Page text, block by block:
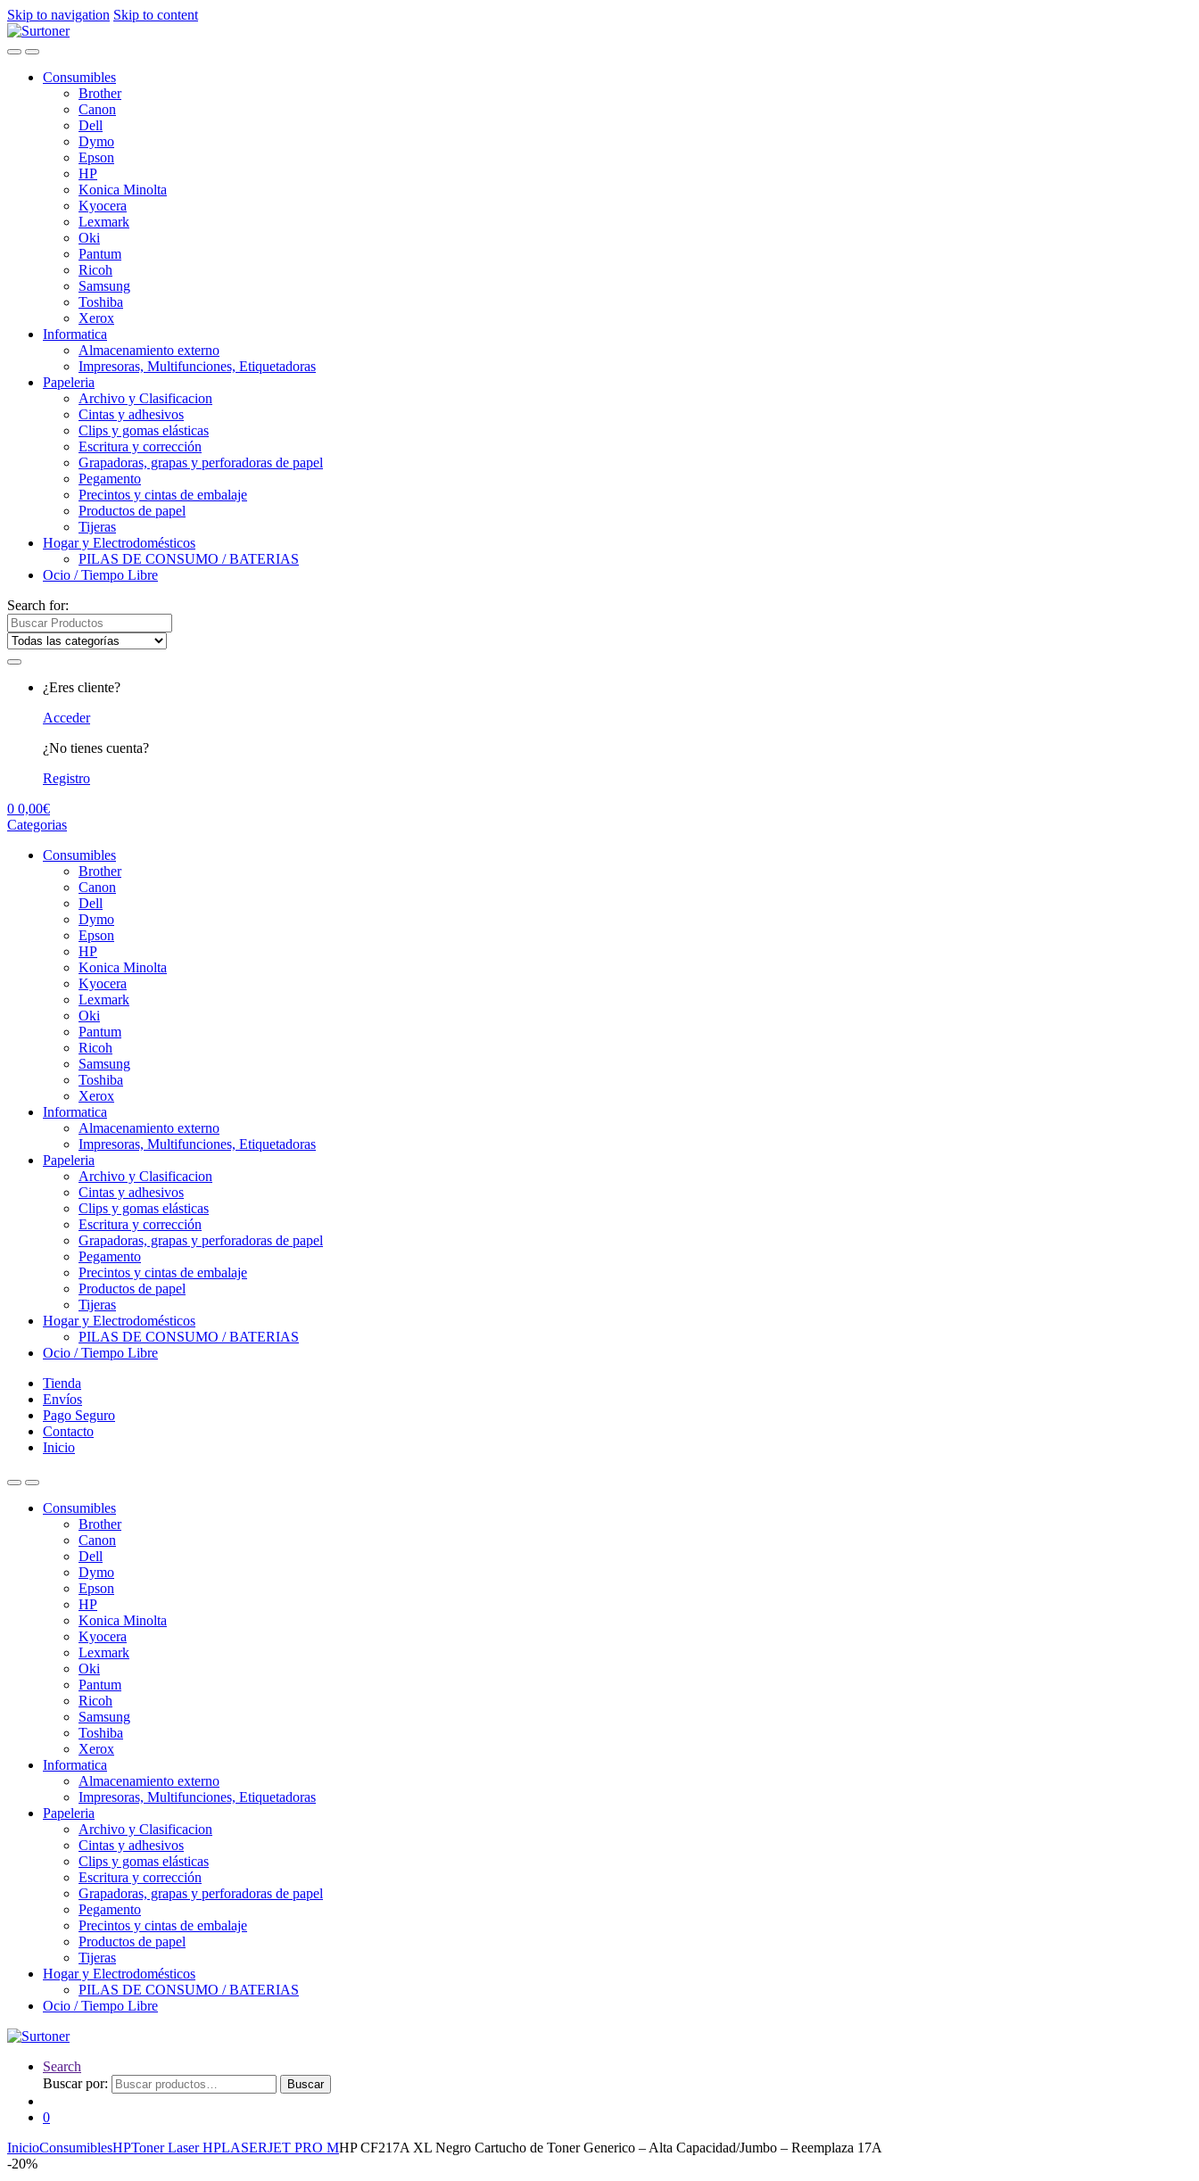
Skip to navigation Skip to content
Consumibles
Brother
Canon
Dell
Dymo
Epson
HP
Konica Minolta
Kyocera
Lexmark
Oki
Pantum
Ricoh
Samsung
Toshiba
Xerox
Informatica
Almacenamiento externo
Impresoras, Multifunciones, Etiquetadoras
Papeleria
Archivo y Clasificacion
Cintas y adhesivos
Clips y gomas elásticas
Escritura y corrección
Grapadoras, grapas y perforadoras de papel
Pegamento
Precintos y cintas de embalaje
Productos de papel
Tijeras
Hogar y Electrodomésticos
PILAS DE CONSUMO / BATERIAS
Ocio / Tiempo Libre
Search for:
¿Eres cliente?
Acceder
¿No tienes cuenta?
Registro
0 0,00€
Categorias
Consumibles
Brother
Canon
Dell
Dymo
Epson
HP
Konica Minolta
Kyocera
Lexmark
Oki
Pantum
Ricoh
Samsung
Toshiba
Xerox
Informatica
Almacenamiento externo
Impresoras, Multifunciones, Etiquetadoras
Papeleria
Archivo y Clasificacion
Cintas y adhesivos
Clips y gomas elásticas
Escritura y corrección
Grapadoras, grapas y perforadoras de papel
Pegamento
Precintos y cintas de embalaje
Productos de papel
Tijeras
Hogar y Electrodomésticos
PILAS DE CONSUMO / BATERIAS
Ocio / Tiempo Libre
Tienda
Envíos
Pago Seguro
Contacto
Inicio
Consumibles
Brother
Canon
Dell
Dymo
Epson
HP
Konica Minolta
Kyocera
Lexmark
Oki
Pantum
Ricoh
Samsung
Toshiba
Xerox
Informatica
Almacenamiento externo
Impresoras, Multifunciones, Etiquetadoras
Papeleria
Archivo y Clasificacion
Cintas y adhesivos
Clips y gomas elásticas
Escritura y corrección
Grapadoras, grapas y perforadoras de papel
Pegamento
Precintos y cintas de embalaje
Productos de papel
Tijeras
Hogar y Electrodomésticos
PILAS DE CONSUMO / BATERIAS
Ocio / Tiempo Libre
Search
Buscar por:
Buscar
0
InicioConsumiblesHPToner Laser HPLASERJET PRO MHP CF217A XL Negro Cartucho de Toner Generico – Alta Capacidad/Jumbo – Reemplaza 17A
-20%